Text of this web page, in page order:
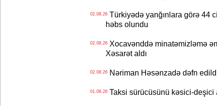
02.08.26Türkiyədə yanğınlara görə 44
həbs olundu
02.08.26Xocavənddə minatəmizləmə
Xəsarət aldı
02.08.26Nəriman Həsənzadə dəfn
01.08.26Taksi sürücüsünü kəsici-deşici